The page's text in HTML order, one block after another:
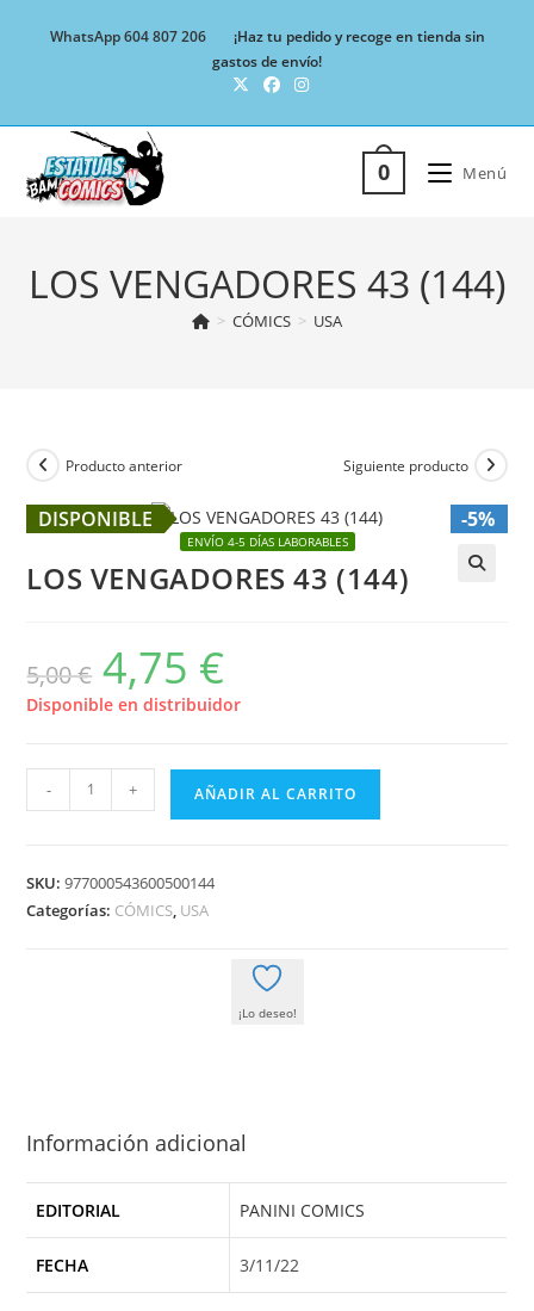
WhatsApp 604 807 206
¡Haz tu pedido y recoge en tienda sin
gastos de envío!
0 Menú
LOS VENGADORES 43 (144)
> CÓMICS > USA
Producto anterior Siguiente producto
DISPONIBLE -5%
ENVÍO 4-5 DÍAS LABORABLES
LOS VENGADORES 43 (144)
5,00€
El
precio
original
era:
4,75 €
es:
Disponible en distribuidor
VENGADORES
cantidad
- + AÑADIR AL CARRITO
SKU:977000543600500144
Categorías: CÓMICS, USA
¡Lo deseo!
Información adicional
EDITORIAL PANINI COMICS
FECHA 3/11/22